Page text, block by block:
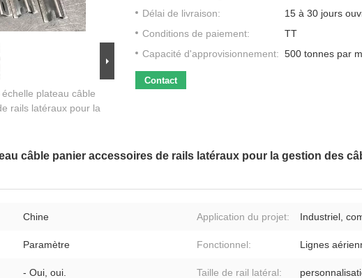
échelle plateau câble
rails latéraux pour la
Délai de livraison:
15 à 30 jours
Conditions de paiement:
TT
Capacité d'approvisionnement: 500 tonnes par
Contact
câble panier accessoires de rails latéraux pour la gestion des
Chine Application du projet: Industriel,
Paramètre Fonctionnel: Lignes
- Oui, oui. Taille de rail latéral: